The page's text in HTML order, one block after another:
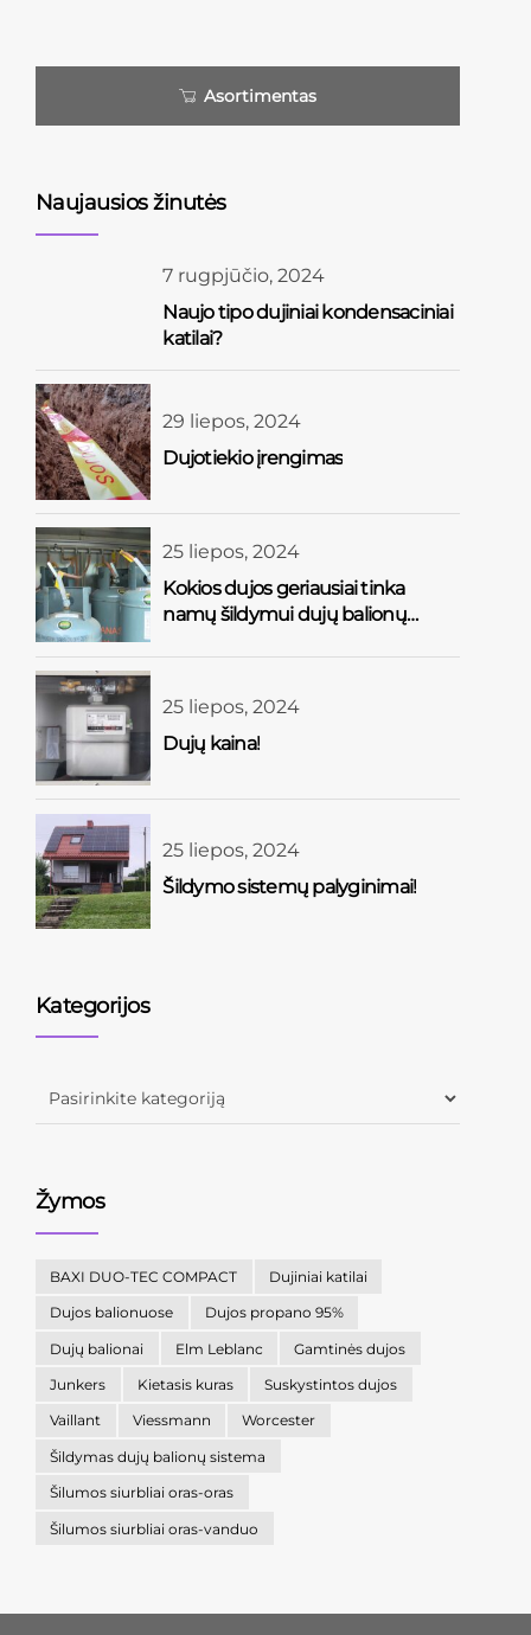
Asortimentas
Naujausios žinutės
7 rugpjūčio, 2024
Naujo tipo dujiniai kondensaciniai
katilai?
29 liepos, 2024
Dujotiekio įrengimas
25 liepos, 2024
Kokios dujos geriausiai tinka
namų šildymui dujų balionų
25 liepos, 2024
Dujų kaina!
25 liepos, 2024
Šildymo sistemų palyginimai!
Kategorijos
Žymos
BAXI DUO-TEC COMPACT Dujiniai katilai
Dujos balionuose Dujos propano 95%
Dujų balionai Elm Leblanc Gamtinės dujos
Junkers Kietasis kuras Suskystintos dujos
Vaillant Viessmann Worcester
Šildymas dujų balionų sistema
Šilumos siurbliai oras-oras
Šilumos siurbliai oras-vanduo